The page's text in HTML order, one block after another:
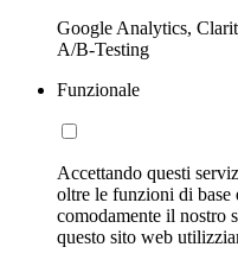
Google Analytics,
A/B-Testing
Funzionale
Accettando questi
oltre le funzioni di base
comodamente il nostro
questo sito web